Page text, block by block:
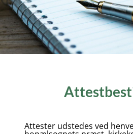
Attester udstedes ved